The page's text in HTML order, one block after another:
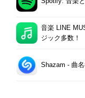
音楽 LINE
ジック多数！
Shazam - 曲